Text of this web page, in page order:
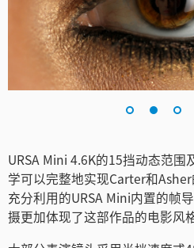
Portugal
Singapore
Sweden
中华台北
URSA Mini 4.6K的15挡动态范围
学可以完整地实现Carter和
充分利用的URSA Mini内置的帧
摄更加体现了这部作品的电影风格